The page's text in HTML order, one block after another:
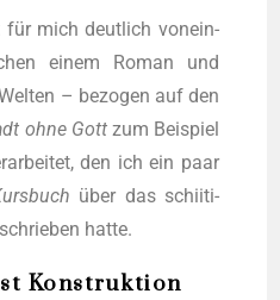
für mich deut­lich von­ein­
einem Roman und
– bezo­gen auf den
ohne Gottzum Bei­spiel
den ich ein paar
über das schii­ti­
hatte.
Konstruktion